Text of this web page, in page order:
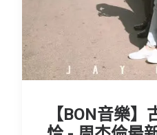
會員專區
SEARCH
【BON音樂